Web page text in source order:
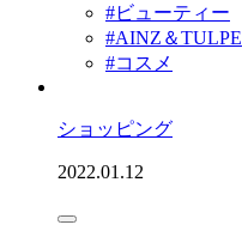
#ビューティー
#AINZ＆TULPE
#コスメ
ショッピング
2022.01.12